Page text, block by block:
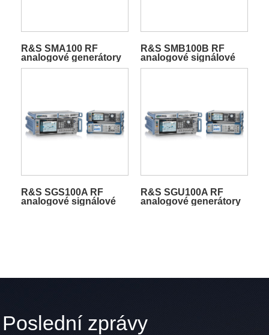
R&S SMA100 RF
analogové generátory
signálu
R&S SMB100B RF
analogové signálové
generátory
R&S SGS100A RF
analogové signálové
R&S SGU100A RF
analogové generátory
Poslední zprávy